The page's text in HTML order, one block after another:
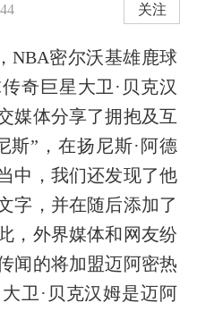
关注
NBA密尔沃基雄鹿球
奇巨星大卫·贝克汉
媒体分享了拥抱及互
斯”，在扬尼斯·阿德
中，我们还发现了他
字，并在随后添加了
，外界媒体和网友纷
闻的将加盟迈阿密热
卫·贝克汉姆是迈阿